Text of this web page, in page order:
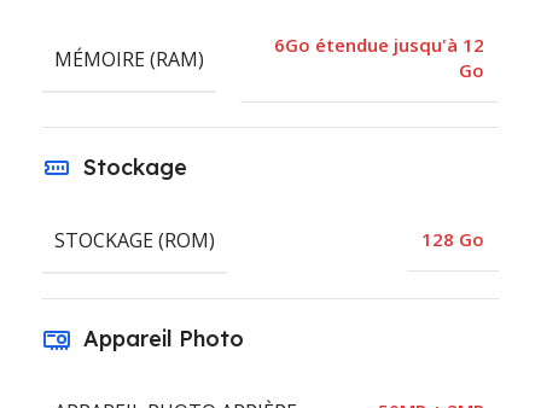
MÉMOIRE (RAM)
6Go étendue jusqu'à 12
Go
Stockage
STOCKAGE (ROM) 128 Go
Appareil Photo